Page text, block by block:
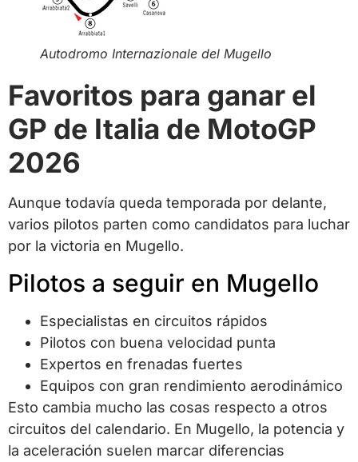
Autodromo Internazionale del Mugello
Favoritos para ganar el
GP de Italia de MotoGP
2026
Aunque todavía queda temporada por delante,
varios pilotos parten como candidatos para luchar
por la victoria en Mugello.
Pilotos a seguir en Mugello
Especialistas en circuitos rápidos
Pilotos con buena velocidad punta
Expertos en frenadas fuertes
Equipos con gran rendimiento aerodinámico
Esto cambia mucho las cosas respecto a otros
circuitos del calendario. En Mugello, la potencia y
la aceleración suelen marcar diferencias